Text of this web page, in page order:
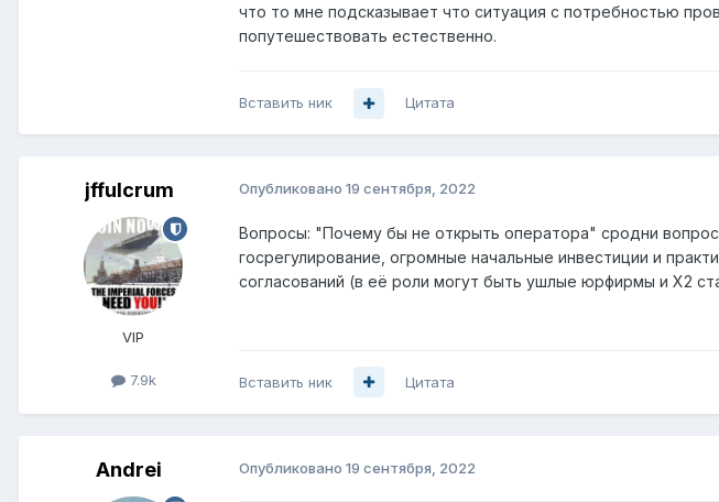
и чел играл в танки и платил за интет регулярно был ему
что то мне подсказывает что ситуация с потребностью
попутешествовать естественно.
Вставить ник Цитата
jffulcrum
VIP
7.9k
Опубликовано 19 сентября, 2022
Вопросы: "Почему бы не открыть оператора" сродни
госрегулирование, огромные начальные инвестиции и
согласований (в её роли могут быть ушлые юрфирмы и X2
Вставить ник Цитата
Andrei Опубликовано 19 сентября, 2022